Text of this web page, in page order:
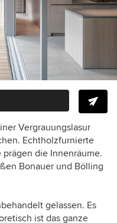
Vergrauungslasur
Echtholzfurnierte
die Innenräume.
Bonauer und Bölling
gelassen. Es
ist das ganze